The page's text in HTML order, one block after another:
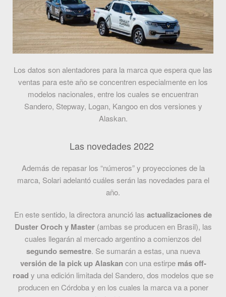
Los datos son alentadores para la marca que espera que las
ventas para este año se concentren especialmente en los
modelos nacionales, entre los cuales se encuentran
Sandero, Stepway, Logan, Kangoo en dos versiones y
Alaskan.
Las novedades 2022
Además de repasar los “números” y proyecciones de la
marca, Solari adelantó cuáles serán las novedades para el
año.
En este sentido, la directora anunció las actualizaciones de
Duster Oroch y Master(ambas se producen en Brasil), las
cuales llegarán al mercado argentino a comienzos del
segundo semestre. Se sumarán a estas, una nueva
versión de la pick up Alaskan con una estirpemás off-
road y una edición limitada del Sandero, dos modelos que se
producen en Córdoba y en los cuales la marca va a poner